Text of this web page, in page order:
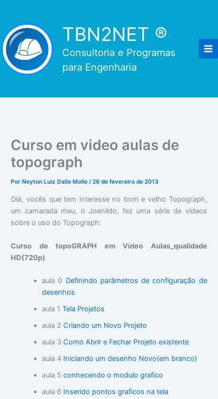
conteúdo
TBN2NET ®
Consultoria e Programas
para Engenharia
Curso em video aulas de
topograph
Por Neyton Luiz Dalle Molle/26 de fevereiro de 2013
Olá, vocês que tem interesse no bom e velho Topograph,
um camarada meu, o Joenildo, fez uma série de vídeos
sobre o uso do Topograph:
Curso de topoGRAPH em Vídeo Aulas_qualidade
HD(720p)
aula 0 Definindo parâmetros de configuração de
desenhos
aula 1Tela Projetos
aula 2 Criando um Novo Projeto
aula 3 Como Abrir e Fechar Projeto existente
aula 4 Iniciando um desenho Novo(em branco)
aula 5conhecendo o modulo grafico
aula 6 Inserido pontos graficos na tela